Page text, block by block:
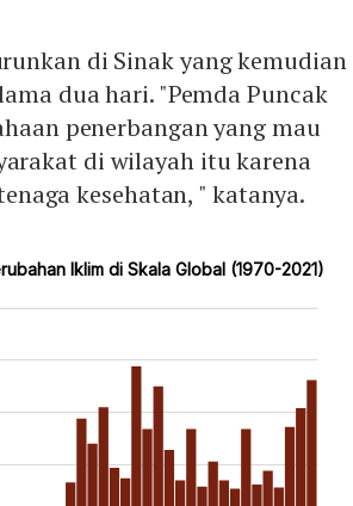
di Sinak yang kemudian
dua hari. "Pemda Puncak
penerbangan yang mau
di wilayah itu karena
kesehatan, " katanya.